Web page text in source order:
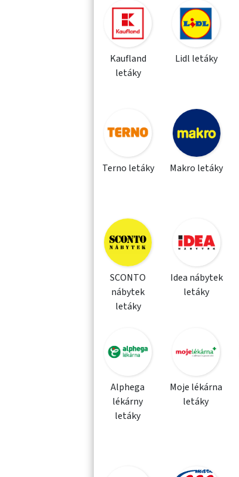
Kaufland
letáky
Lidl letáky
Terno letáky Makro letáky
SCONTO
nábytek
letáky
Idea nábytek
letáky
Alphega
lékárny
letáky
Moje lékárna
letáky